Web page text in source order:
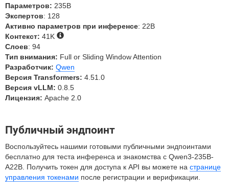
Параметров: 235B
Экспертов: 128
Активно параметров при инференсе: 22B
Контекст: 41K
Слоев: 94
Тип внимания: Full or Sliding Window Attention
Разработчик: Qwen
Версия Transformers: 4.51.0
Версия vLLM: 0.8.5
Лицензия: Apache 2.0
Публичный эндпоинт
Воспользуйтесь нашими готовыми публичными эндпоинтами
бесплатно для теста инференса и знакомства с Qwen3-235B-
A22B. Получить токен для доступа к API вы можете на странице
управления токенами после регистрации и верификации.